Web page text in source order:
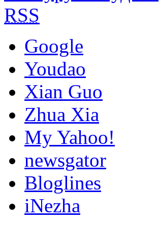
RSS
Google
Youdao
Xian Guo
Zhua Xia
My Yahoo!
newsgator
Bloglines
iNezha